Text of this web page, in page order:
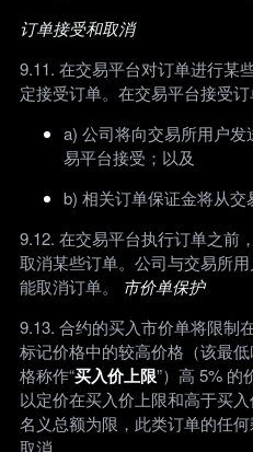
订单接受和取消
9.11. 在交易平台对订单进行某
定接受订单。在交易平台接受订
a) 公司将向交易所用户
易平台接受；以及
b) 相关订单保证金将从交
9.12. 在交易平台执行订单之前
取消某些订单。公司与交易所
能取消订单。 市价单保护
9.13. 合约的买入市价单将限制
标记价格中的较高价格（该最
格称作“买入价上限”）高 5% 的
以定价在买入价上限和高于买
名义总额为限，此类订单的任
取消。